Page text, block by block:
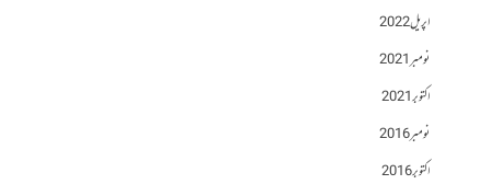
اپریل 2022
نومبر 2021
اکتوبر 2021
نومبر 2016
اکتوبر 2016